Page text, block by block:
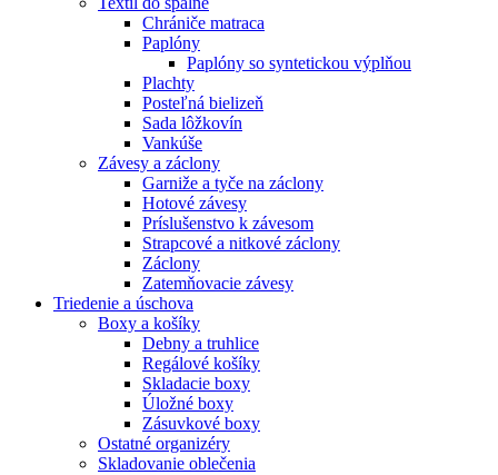
Chrániče matraca
Paplóny
Paplóny so syntetickou výplňou
Plachty
Posteľná bielizeň
Sada lôžkovín
Vankúše
Závesy a záclony
Garniže a tyče na záclony
Hotové závesy
Príslušenstvo k závesom
Strapcové a nitkové záclony
Záclony
Zatemňovacie závesy
Triedenie a úschova
Boxy a košíky
Debny a truhlice
Regálové košíky
Skladacie boxy
Úložné boxy
Zásuvkové boxy
Ostatné organizéry
Skladovanie oblečenia